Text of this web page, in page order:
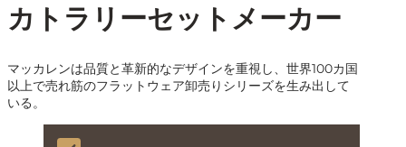
カトラリーセットメーカー
マッカレンは品質と革新的なデザインを重視し、世界100カ国
以上で売れ筋のフラットウェア卸売りシリーズを生み出して
いる。